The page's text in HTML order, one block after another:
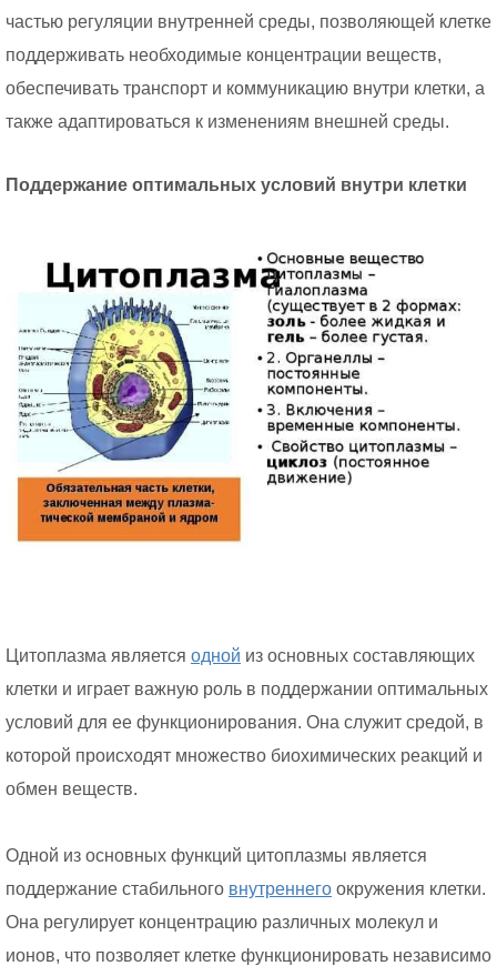
частью регуляции внутренней среды, позволяющей клетке
поддерживать необходимые концентрации веществ,
обеспечивать транспорт и коммуникацию внутри клетки, а
также адаптироваться к изменениям внешней среды.
Поддержание оптимальных условий внутри клетки
Цитоплазма является одной из основных составляющих
клетки и играет важную роль в поддержании оптимальных
условий для ее функционирования. Она служит средой, в
которой происходят множество биохимических реакций и
обмен веществ.
Одной из основных функций цитоплазмы является
поддержание стабильного внутреннего окружения клетки.
Она регулирует концентрацию различных молекул и
ионов, что позволяет клетке функционировать независимо